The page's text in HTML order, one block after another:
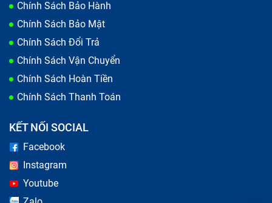
Chính Sách Bảo Hành
Chính Sách Bảo Mật
Chính Sách Đổi Trả
Chính Sách Vận Chuyển
Chính Sách Hoàn Tiền
Chính Sách Thanh Toán
KẾT NỐI SOCIAL
Facebook
Instagram
Youtube